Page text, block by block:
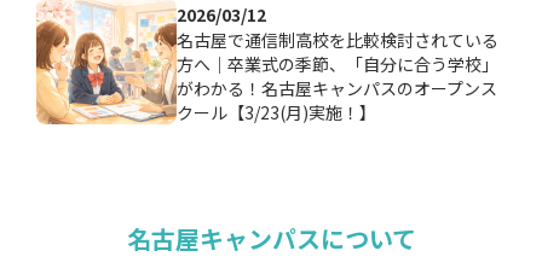
2026/03/12
名古屋で通信制高校を比較検討されている
方へ｜卒業式の季節、「自分に合う学校」
がわかる！名古屋キャンパスのオープンス
クール【3/23(月)実施！】
名古屋キャンパスについて